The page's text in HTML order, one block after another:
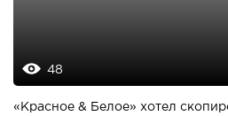
48
«Красное & Белое» хотел